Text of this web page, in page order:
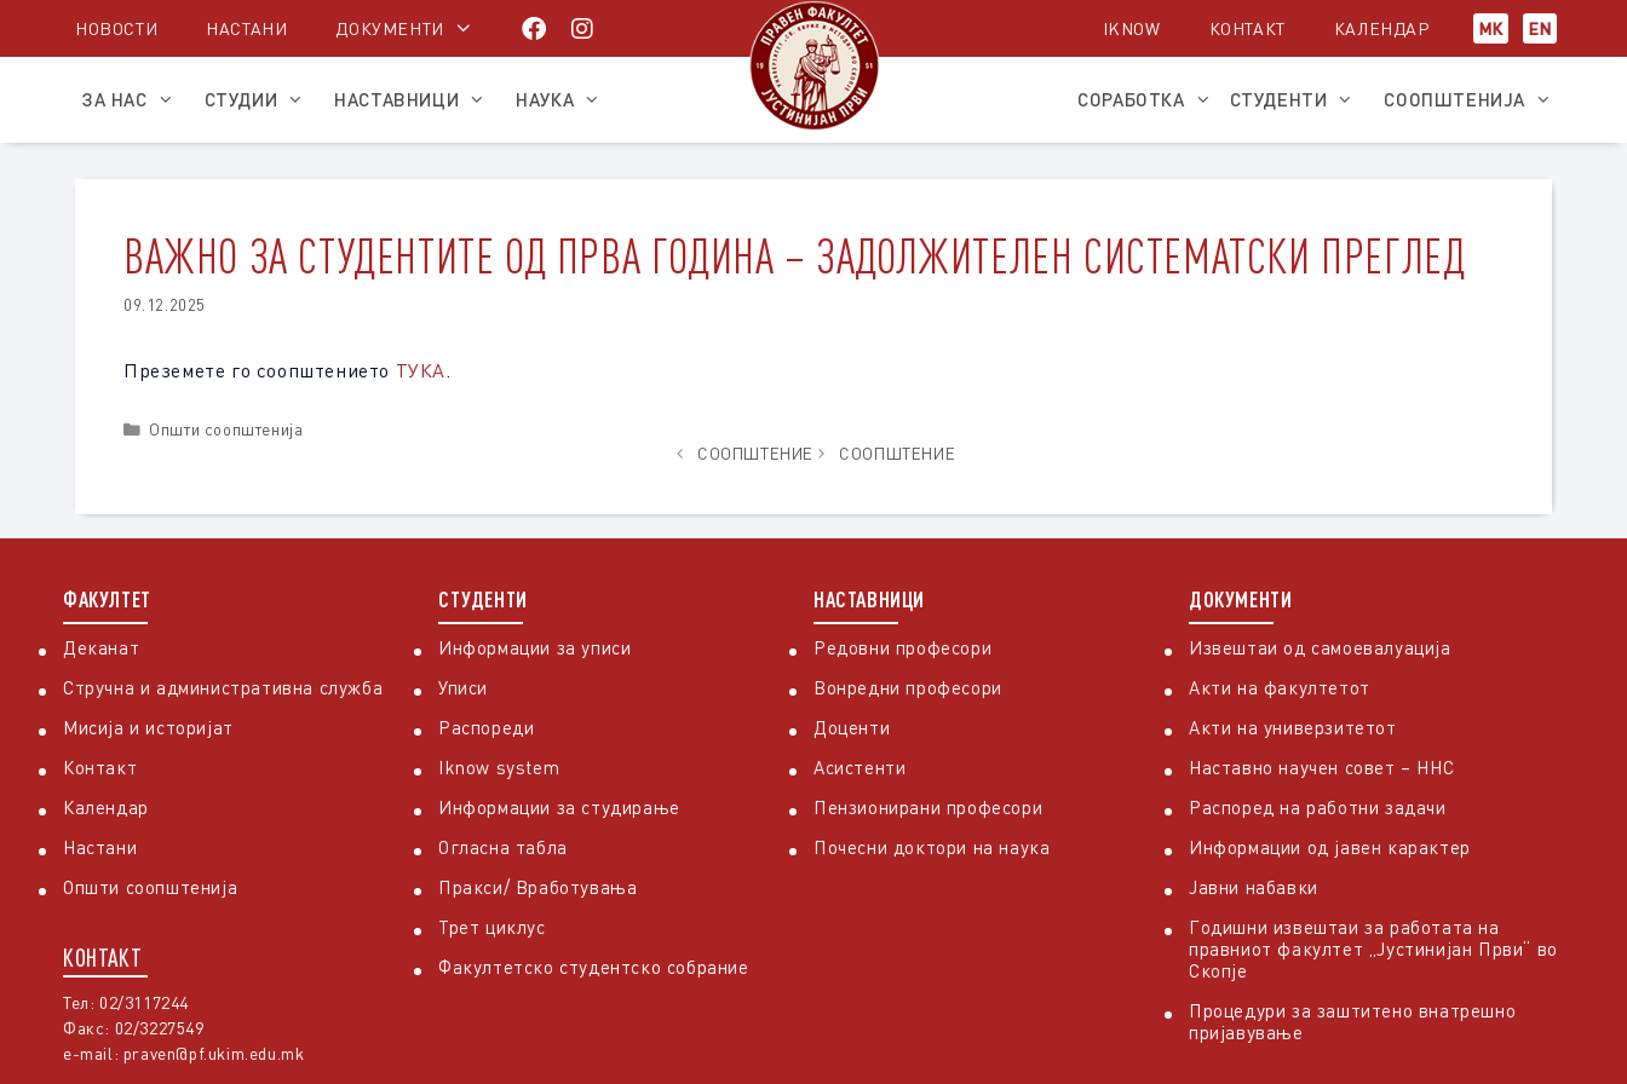
НОВОСТИ НАСТАНИ ДОКУМЕНТИ IKNOW КОНТАКТ КАЛЕНДАР МК EN
ЗА НАС СТУДИИ НАСТАВНИЦИ НАУКА СОРАБОТКА СТУДЕНТИ СООПШТЕНИЈА
ВАЖНО ЗА СТУДЕНТИТЕ ОД ПРВА ГОДИНА – ЗАДОЛЖИТЕЛЕН СИСТЕМАТСКИ ПРЕГЛЕД
09.12.2025
Преземете го соопштението ТУКА.
Categories
Општи соопштенија
СООПШТЕНИЕ
СООПШТЕНИЕ
ФАКУЛТЕТ
Деканат
Стручна и административна служба
Мисија и историјат
Контакт
Календар
Настани
Општи соопштенија
КОНТАКТ
Тел: 02/3117244
Факс: 02/3227549
e-mail: praven@pf.ukim.edu.mk
СТУДЕНТИ
Информации за уписи
Уписи
Распореди
Iknow system
Информации за студирање
Огласна табла
Пракси/ Вработувања
Трет циклус
Факултетско студентско собрание
НАСТАВНИЦИ
Редовни професори
Вонредни професори
Доценти
Асистенти
Пензионирани професори
Почесни доктори на наука
ДОКУМЕНТИ
Извештаи од самоевалуација
Акти на факултетот
Акти на универзитетот
Наставно научен совет – ННС
Распоред на работни задачи
Информации од јавен карактер
Јавни набавки
Годишни извештаи за работата на
правниот факултет „Јустинијан Први“ во
Скопје
Процедури за заштитено внатрешно
пријавување